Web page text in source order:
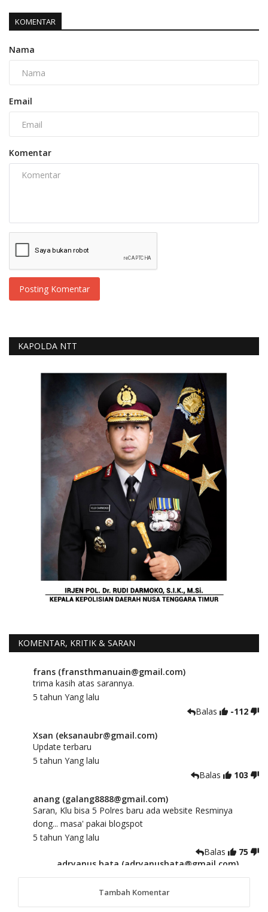
KOMENTAR
Nama
Email
Komentar
Posting Komentar
KAPOLDA NTT
KOMENTAR, KRITIK & SARAN
frans (fransthmanuain@gmail.com)
trima kasih atas sarannya.
5 tahun Yang lalu
Balas
-112
Xsan (eksanaubr@gmail.com)
Update terbaru
5 tahun Yang lalu
Balas
103
anang (galang8888@gmail.com)
Saran, Klu bisa 5 Polres baru ada website Resminya
dong... masa' pakai blogspot
5 tahun Yang lalu
Balas
75
adryanus bata (adryanusbata@gmail.com)
TKS atas saran dan masukannya, akan kami
tindaklanjutiTambah Komentar